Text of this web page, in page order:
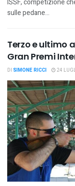
ISSF, competizione
sulle pedane...
Terzo e ultimo
Gran Premi
DI SIMONE RICCI 24